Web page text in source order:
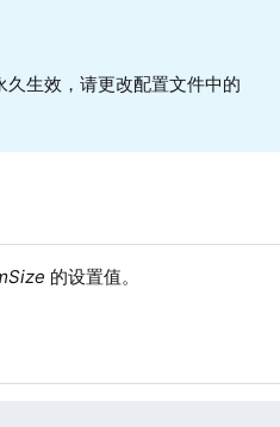
生效，请更改配置文件中的
的设置值。